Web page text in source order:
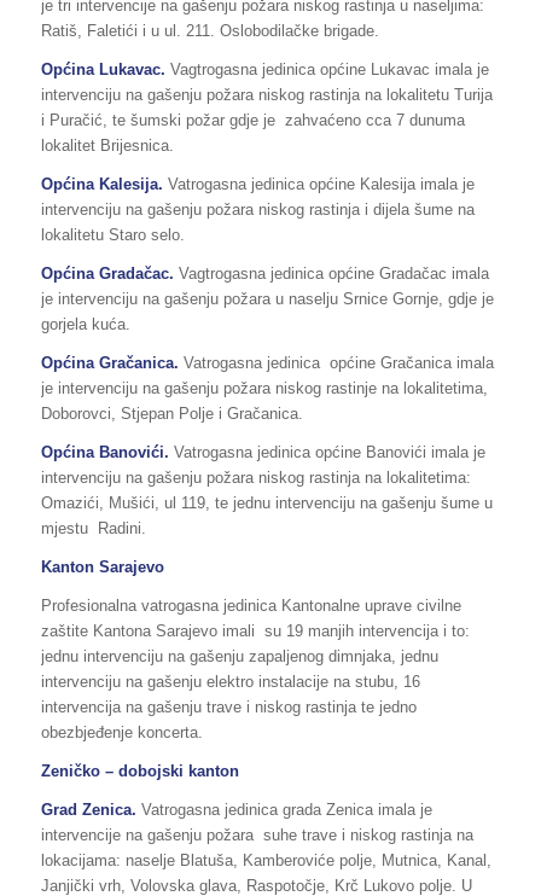
je tri intervencije na gašenju požara niskog rastinja u naseljima:
Ratiš, Faletići i u ul. 211. Oslobodilačke brigade.
Općina Lukavac. Vagtrogasna jedinica općine Lukavac imala je
intervenciju na gašenju požara niskog rastinja na lokalitetu Turija
i Puračić, te šumski požar gdje je zahvaćeno cca 7 dunuma
lokalitet Brijesnica.
Općina Kalesija. Vatrogasna jedinica općine Kalesija imala je
intervenciju na gašenju požara niskog rastinja i dijela šume na
lokalitetu Staro selo.
Općina Gradačac. Vagtrogasna jedinica općine Gradačac imala
je intervenciju na gašenju požara u naselju Srnice Gornje, gdje je
gorjela kuća.
Općina Gračanica. Vatrogasna jedinica općine Gračanica imala
je intervenciju na gašenju požara niskog rastinje na lokalitetima,
Doborovci, Stjepan Polje i Gračanica.
Općina Banovići. Vatrogasna jedinica općine Banovići imala je
intervenciju na gašenju požara niskog rastinja na lokalitetima:
Omazići, Mušići, ul 119, te jednu intervenciju na gašenju šume u
mjestu Radini.
Kanton Sarajevo
Profesionalna vatrogasna jedinica Kantonalne uprave civilne
zaštite Kantona Sarajevo imali su 19 manjih intervencija i to:
jednu intervenciju na gašenju zapaljenog dimnjaka, jednu
intervenciju na gašenju elektro instalacije na stubu, 16
intervencija na gašenju trave i niskog rastinja te jedno
obezbjeđenje koncerta.
Zeničko – dobojski kanton
Grad Zenica. Vatrogasna jedinica grada Zenica imala je
intervencije na gašenju požara suhe trave i niskog rastinja na
lokacijama: naselje Blatuša, Kamberoviće polje, Mutnica, Kanal,
Janjički vrh, Volovska glava, Raspotočje, Krč Lukovo polje. U